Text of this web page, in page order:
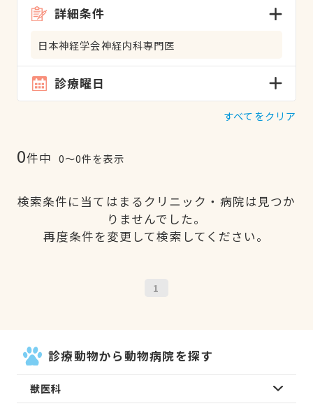
詳細条件
日本神経学会神経内科専門医
診療曜日
すべてをクリア
0件中 0〜0件を表示
検索条件に当てはまるクリニック・病院は見つか
りませんでした。
再度条件を変更して検索してください。
1
診療動物から動物病院を探す
獣医科